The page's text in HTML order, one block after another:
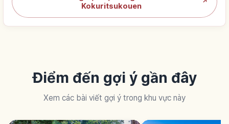
Kokuritsukouen
Điểm đến gợi ý gần đây
Xem các bài viết gợi ý trong khu vực này